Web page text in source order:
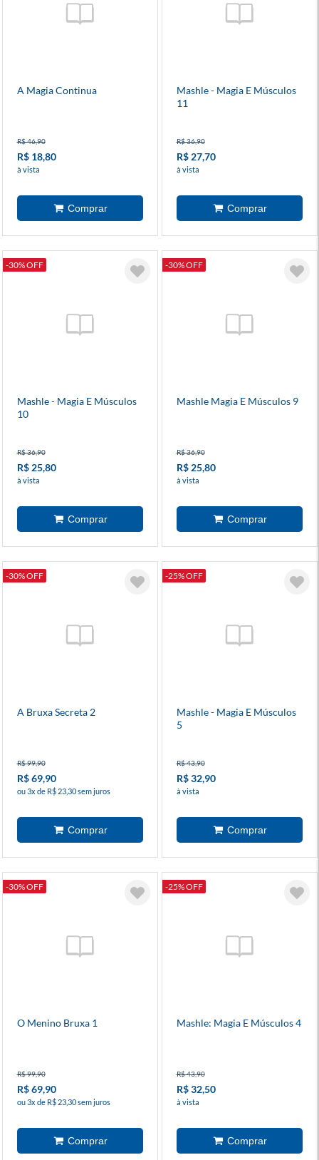
A Magia Continua
R$ 46,90
R$ 18,80
à vista
Mashle - Magia E Músculos
11
R$ 36,90
R$ 27,70
à vista
-30% OFF
Mashle - Magia E Músculos
10
R$ 36,90
R$ 25,80
à vista
-30% OFF
Mashle Magia E Músculos 9
R$ 36,90
R$ 25,80
à vista
-30% OFF
A Bruxa Secreta 2
R$ 99,90
R$ 69,90
ou 3x de R$ 23,30 sem juros
-25% OFF
Mashle - Magia E Músculos
5
R$ 43,90
R$ 32,90
à vista
-30% OFF
O Menino Bruxa 1
R$ 99,90
R$ 69,90
ou 3x de R$ 23,30 sem juros
-25% OFF
Mashle: Magia E Músculos 4
R$ 43,90
R$ 32,50
à vista